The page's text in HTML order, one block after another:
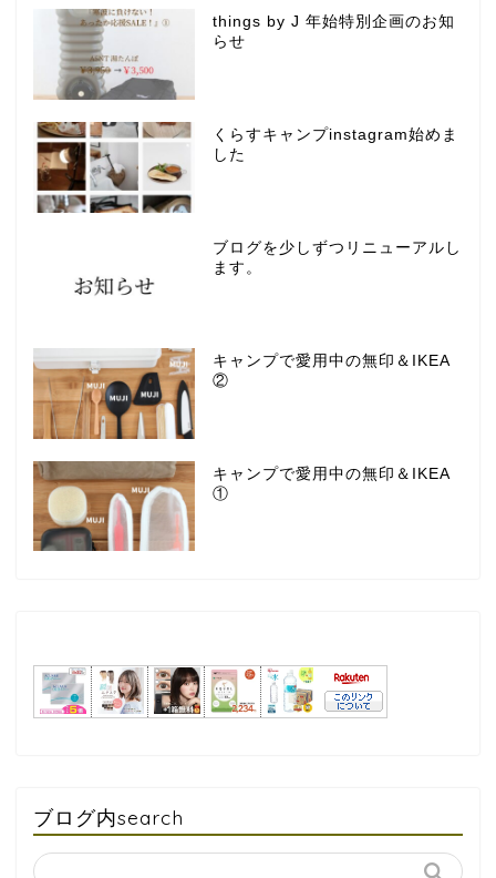
things by J 年始特別企画のお知
らせ
くらすキャンプinstagram始めま
した
ブログを少しずつリニューアルし
ます。
キャンプで愛用中の無印＆IKEA
②
キャンプで愛用中の無印＆IKEA
①
ブログ内search